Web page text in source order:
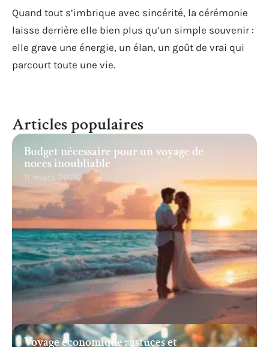
Quand tout s’imbrique avec sincérité, la cérémonie
laisse derrière elle bien plus qu’un simple souvenir :
elle grave une énergie, un élan, un goût de vrai qui
parcourt toute une vie.
Articles populaires
Budget nécessaire pour un voyage de
noces inoubliable
11 mars 2026
Voyage économique : astuces et